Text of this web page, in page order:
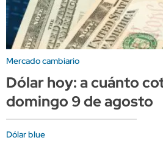
Mercado cambiario
Dólar hoy: a cuánto
domingo 9 de agosto
Dólar blue